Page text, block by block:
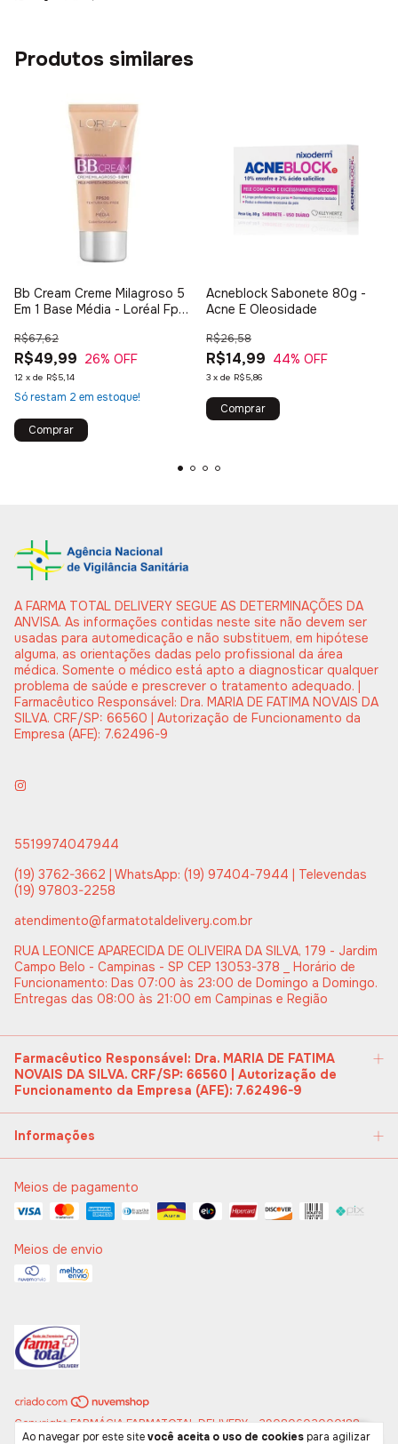
Ao navegar por este sitevocê aceita o uso de cookies para agilizar
Produtos similares
Bb Cream Creme Milagroso 5
Em 1 Base Média - Loréal Fps
R$49,99
R$67,62
26% OFF
12 x de R$5,14
Só restam 2 em estoque!
Acneblock Sabonete 80g -
Acne E Oleosidade
R$14,99
R$26,58
44% OFF
3 x de R$5,86
A FARMA TOTAL DELIVERY SEGUE AS DETERMINAÇÕES DA
ANVISA. As informações contidas neste site não devem ser
usadas para automedicação e não substituem, em hipótese
alguma, as orientações dadas pelo profissional da área
médica. Somente o médico está apto a diagnosticar qualquer
problema de saúde e prescrever o tratamento adequado. |
Farmacêutico Responsável: Dra. MARIA DE FATIMA NOVAIS DA
SILVA. CRF/SP: 66560 | Autorização de Funcionamento da
Empresa (AFE): 7.62496-9
5519974047944
(19) 3762-3662 | WhatsApp: (19) 97404-7944 | Televendas
(19) 97803-2258
atendimento@farmatotaldelivery.com.br
RUA LEONICE APARECIDA DE OLIVEIRA DA SILVA, 179 - Jardim
Campo Belo - Campinas - SP CEP 13053-378 _ Horário de
Funcionamento: Das 07:00 às 23:00 de Domingo a Domingo.
Entregas das 08:00 às 21:00 em Campinas e Região
Farmacêutico Responsável: Dra. MARIA DE FATIMA
NOVAIS DA SILVA. CRF/SP: 66560 | Autorização de
Funcionamento da Empresa (AFE): 7.62496-9
Informações
Meios de pagamento
Meios de envio
Copyright FARMÁCIA FARMATOTAL DELIVERY - 29080602000188 -
2026. Todos os direitos reservados.